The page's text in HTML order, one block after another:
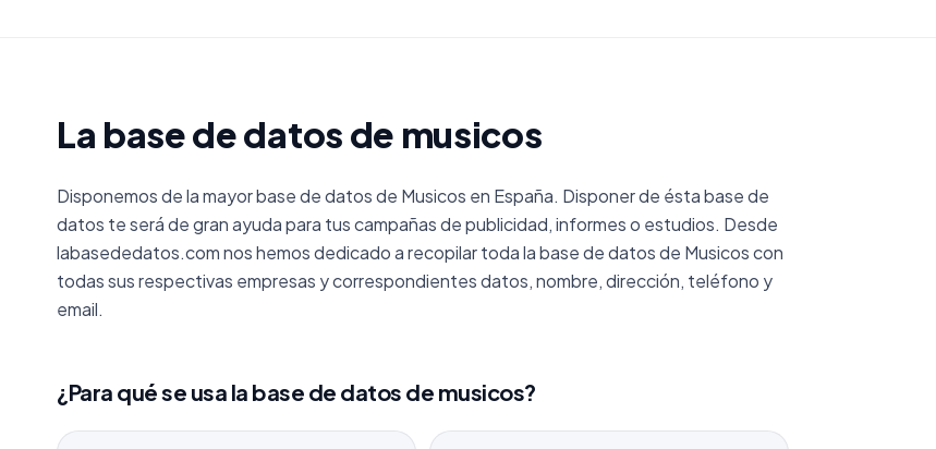
La base de datos de musicos
Disponemos de la mayor base de datos de Musicos en España. Disponer de ésta base de
datos te será de gran ayuda para tus campañas de publicidad, informes o estudios. Desde
labasededatos.com nos hemos dedicado a recopilar toda la base de datos de Musicos con
todas sus respectivas empresas y correspondientes datos, nombre, dirección, teléfono y
email.
¿Para qué se usa la base de datos de musicos?